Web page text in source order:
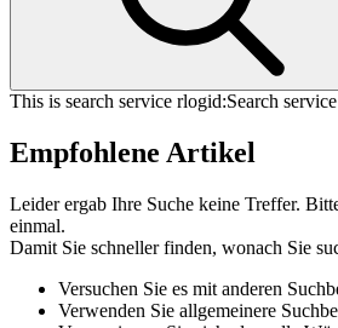
This is search service rlogid:Search
Empfohlene Artikel
Leider ergab Ihre Suche keine Treffer.
einmal.
Damit Sie schneller finden, wonach Sie
Versuchen Sie es mit anderen
Verwenden Sie allgemeinere